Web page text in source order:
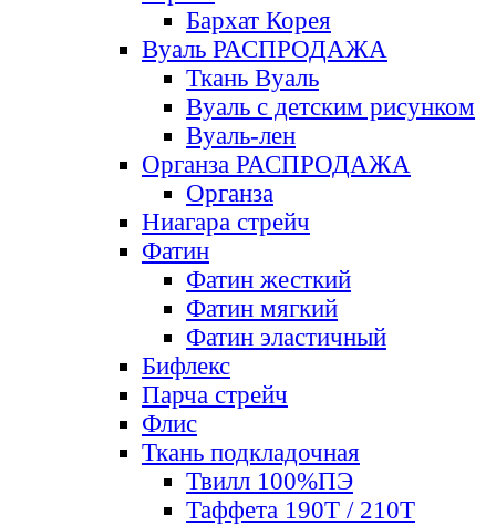
Бархат Корея
Вуаль РАСПРОДАЖА
Ткань Вуаль
Вуаль с детским рисунком
Вуаль-лен
Органза РАСПРОДАЖА
Органза
Ниагара стрейч
Фатин
Фатин жесткий
Фатин мягкий
Фатин элаcтичный
Бифлекс
Парча стрейч
Флис
Ткань подкладочная
Твилл 100%ПЭ
Таффета 190Т / 210Т